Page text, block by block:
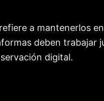
a mantenerlos
deben trabajar
digital.